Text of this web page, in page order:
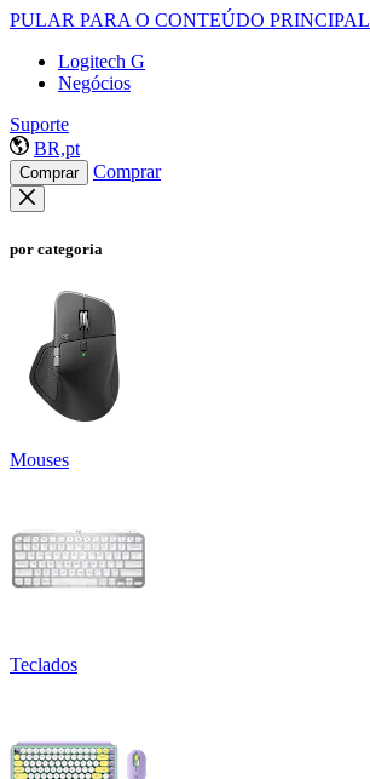
PULAR PARA O CONTEÚDO PRINCIPAL
Logitech G
Negócios
Suporte
BR,pt
Comprar Comprar
por categoria
Mouses
Teclados